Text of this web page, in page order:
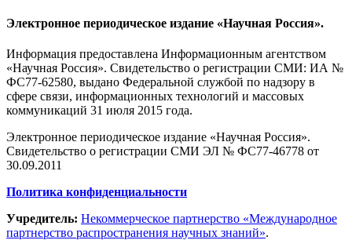
Электронное периодическое издание «Научная Россия».
Информация предоставлена Информационным агентством
«Научная Россия». Свидетельство о регистрации СМИ: ИА №
ФС77-62580, выдано Федеральной службой по надзору в
сфере связи, информационных технологий и массовых
коммуникаций 31 июля 2015 года.
Электронное периодическое издание «Научная Россия».
Свидетельство о регистрации СМИ ЭЛ № ФС77-46778 от
30.09.2011
Политика конфиденциальности
Учредитель: Некоммерческое партнерство «Международное
партнерство распространения научных знаний».